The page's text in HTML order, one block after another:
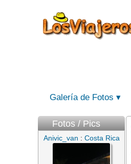
Galería de Fotos
Fotos / Pics
Anivic_van : Costa Rica